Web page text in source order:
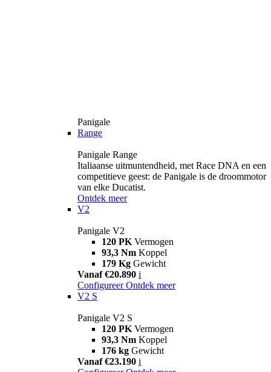
Panigale
Range
Panigale Range
Italiaanse uitmuntendheid, met Race DNA en een
competitieve geest: de Panigale is de droommotor
van elke Ducatist.
Ontdek meer
V2
Panigale V2
120 PK Vermogen
93,3 Nm Koppel
179 Kg Gewicht
Vanaf €20.890 i
Configureer Ontdek meer
V2 S
Panigale V2 S
120 PK Vermogen
93,3 Nm Koppel
176 kg Gewicht
Vanaf €23.190 i